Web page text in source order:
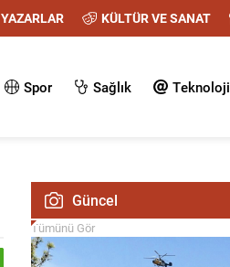
YAZARLAR KÜLTÜR VE SANAT
Spor Sağlık Teknoloji
Güncel
Tümünü Gör